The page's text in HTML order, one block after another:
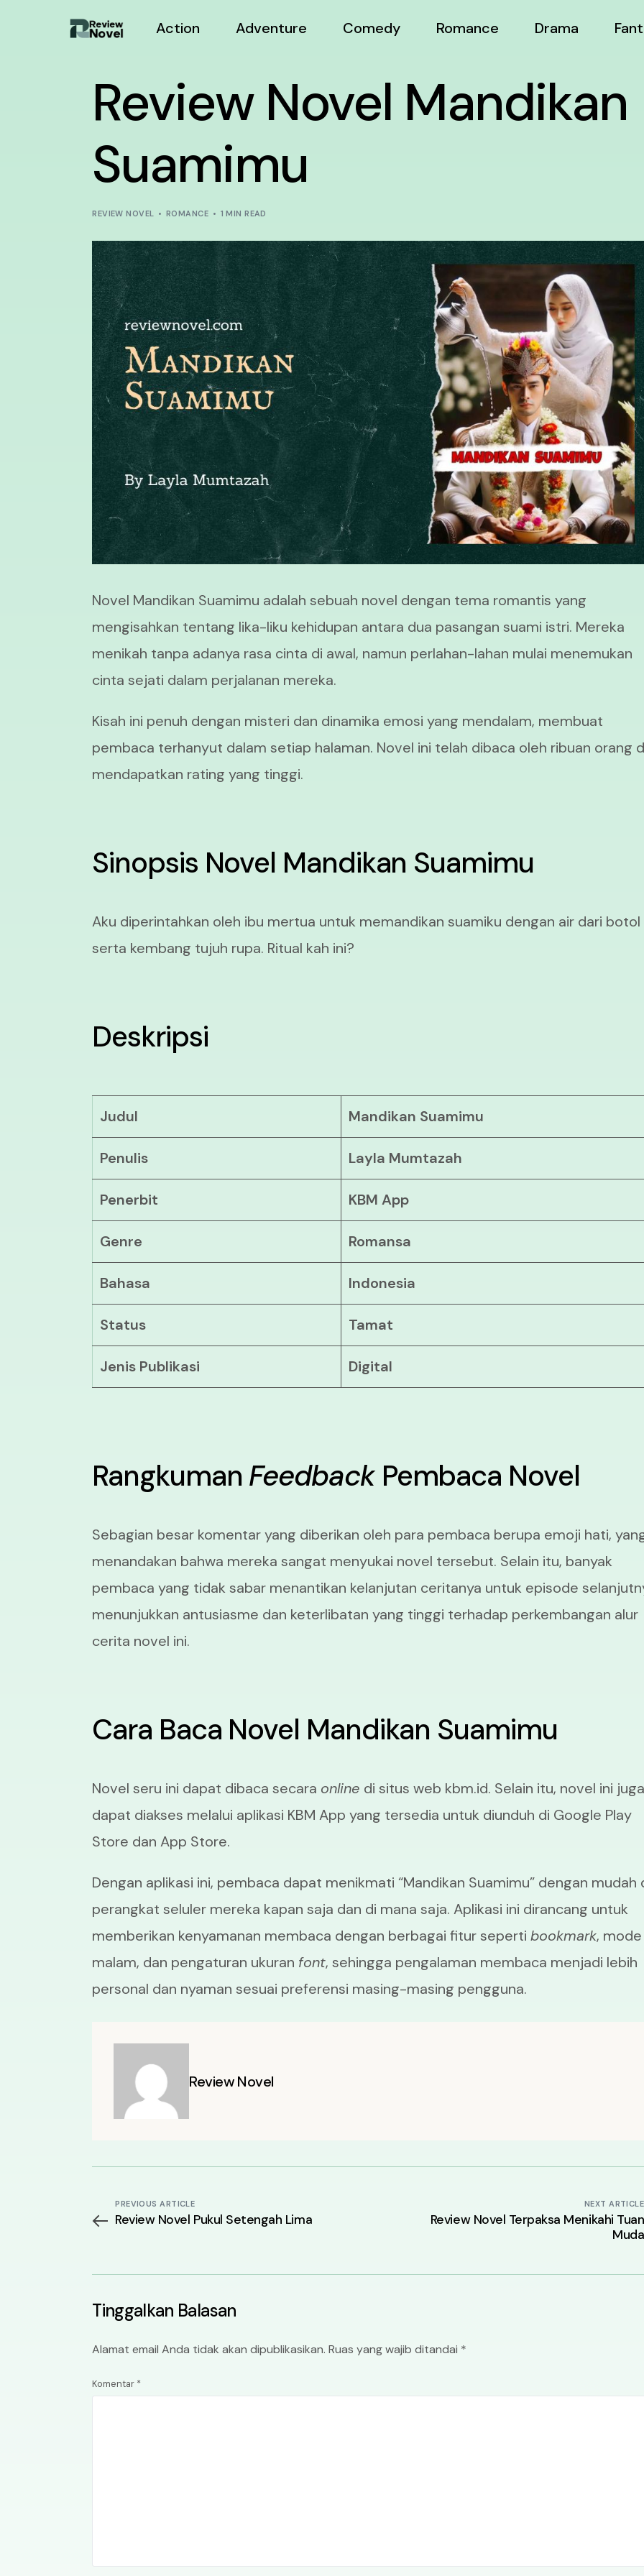
Action Adventure Comedy Romance Drama
Review Novel Mandikan
Suamimu
REVIEW NOVEL ROMANCE 1 MIN READ
Novel Mandikan Suamimu adalah sebuah novel dengan tema romantis yang
mengisahkan tentang lika-liku kehidupan antara dua pasangan suami istri. Mereka
menikah tanpa adanya rasa cinta di awal, namun perlahan-lahan mulai menemukan
cinta sejati dalam perjalanan mereka.
Kisah ini penuh dengan misteri dan dinamika emosi yang mendalam, membuat
pembaca terhanyut dalam setiap halaman. Novel ini telah dibaca oleh ribuan orang
mendapatkan rating yang tinggi.
Sinopsis Novel Mandikan Suamimu
Aku diperintahkan oleh ibu mertua untuk memandikan suamiku dengan air dari botol
serta kembang tujuh rupa. Ritual kah ini?
Deskripsi
Judul Mandikan Suamimu
Penulis Layla Mumtazah
Penerbit KBM App
Genre Romansa
Bahasa Indonesia
Status Tamat
Jenis Publikasi Digital
Rangkuman Feedback Pembaca Novel
Sebagian besar komentar yang diberikan oleh para pembaca berupa emoji hati,
menandakan bahwa mereka sangat menyukai novel tersebut. Selain itu, banyak
pembaca yang tidak sabar menantikan kelanjutan ceritanya untuk episode
menunjukkan antusiasme dan keterlibatan yang tinggi terhadap perkembangan alur
cerita novel ini.
Cara Baca Novel Mandikan Suamimu
Novel seru ini dapat dibaca secara online di situs web kbm.id. Selain itu, novel ini
dapat diakses melalui aplikasi KBM App yang tersedia untuk diunduh di Google Play
Store dan App Store.
Dengan aplikasi ini, pembaca dapat menikmati “Mandikan Suamimu” dengan mudah
perangkat seluler mereka kapan saja dan di mana saja. Aplikasi ini dirancang untuk
memberikan kenyamanan membaca dengan berbagai fitur sepertibookmark, mode
malam, dan pengaturan ukuran font, sehingga pengalaman membaca menjadi lebih
personal dan nyaman sesuai preferensi masing-masing pengguna.
Review Novel
PREVIOUS ARTICLE
Review Novel Pukul Setengah Lima
NEXT ARTICLE
Review Novel Terpaksa Menikahi Tuan
Muda
Tinggalkan Balasan
Alamat email Anda tidak akan dipublikasikan. Ruas yang wajib ditandai *
Komentar *